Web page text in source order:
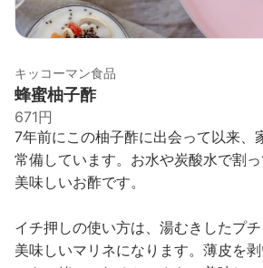
キッコーマン食品
蜂蜜柚子酢
671円
7年前にこの柚子酢に出会って以来、
常備しています。お水や炭酸水で割
美味しいお酢です。
イチ押しの使い方は、湯むきしたプチ
美味しいマリネになります。薄皮を